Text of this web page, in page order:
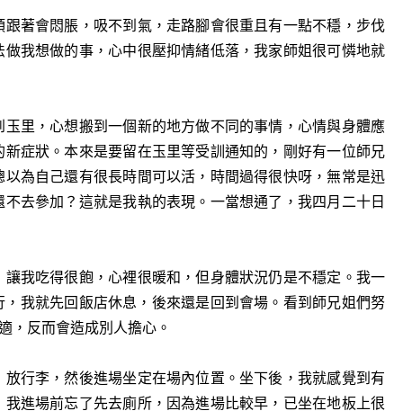
著會悶脹，吸不到氣，走路腳會很重且有一點不穩，步伐
我想做的事，心中很壓抑情緒低落，我家師姐很可憐地就
里，心想搬到一個新的地方做不同的事情，心情與身體應
症狀。本來是要留在玉里等受訓通知的，剛好有一位師兄
為自己還有很長時間可以活，時間過得很快呀，無常是迅
去參加？這就是我執的表現。一當想通了，我四月二十日
我吃得很飽，心裡很暖和，但身體狀況仍是不穩定。我一
我就先回飯店休息，後來還是回到會場。看到師兄姐們努
，反而會造成別人擔心。
行李，然後進場坐定在場內位置。坐下後，我就感覺到有
進場前忘了先去廁所，因為進場比較早，已坐在地板上很